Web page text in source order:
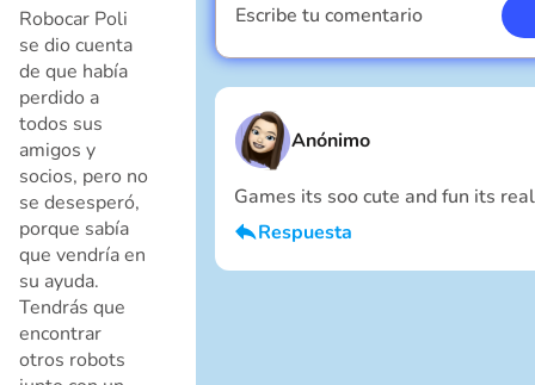
Robocar Poli
se dio cuenta
de que había
perdido a
todos sus
amigos y
socios, pero no
se desesperó,
porque sabía
que vendría en
su ayuda.
Tendrás que
encontrar
otros robots
Anónimo
Games its soo cute and fun its
Respuesta
Soy un chico
Escribe tu comentario
Soy un chico